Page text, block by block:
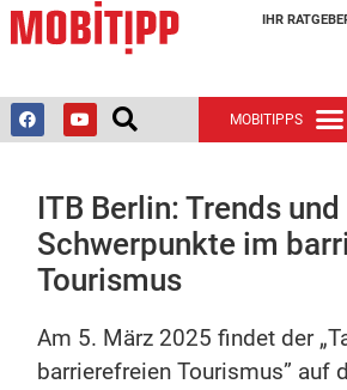
IHR
ITB Berlin: Trends und
Schwerpunkte im
Tourismus
Am 5. März 2025 findet der
barrierefreien Tourismus” auf